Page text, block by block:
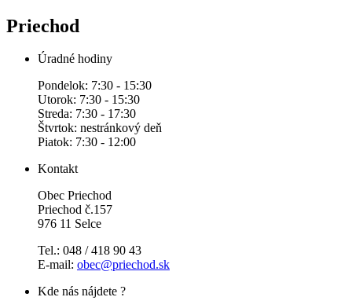
Priechod
Úradné hodiny
Pondelok: 7:30 - 15:30
Utorok: 7:30 - 15:30
Streda: 7:30 - 17:30
Štvrtok: nestránkový deň
Piatok: 7:30 - 12:00
Kontakt
Obec Priechod
Priechod č.157
976 11 Selce
Tel.: 048 / 418 90 43
E-mail: obec@priechod.sk
Kde nás nájdete ?